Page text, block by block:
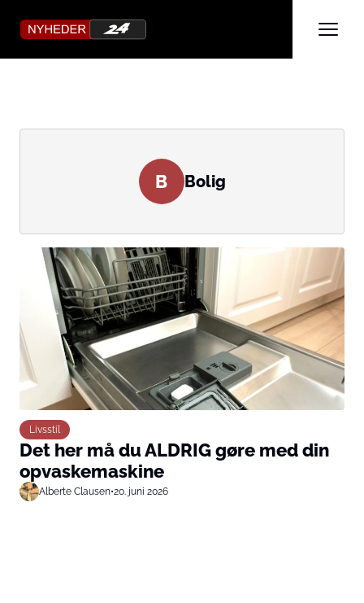
B Bolig
Livsstil
Det her må du ALDRIG gøre med din
opvaskemaskine
Alberte Clausen•20. juni 2026